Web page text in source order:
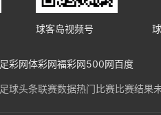
球客岛视频号
足彩网体彩网福彩网500网百度
足球头条联赛数据热门比赛比赛结果